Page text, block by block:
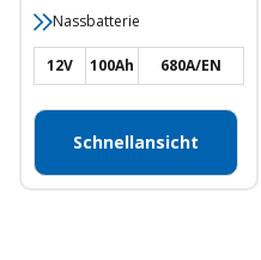
Nassbatterie
12V 100Ah 680A/EN
Schnellansicht